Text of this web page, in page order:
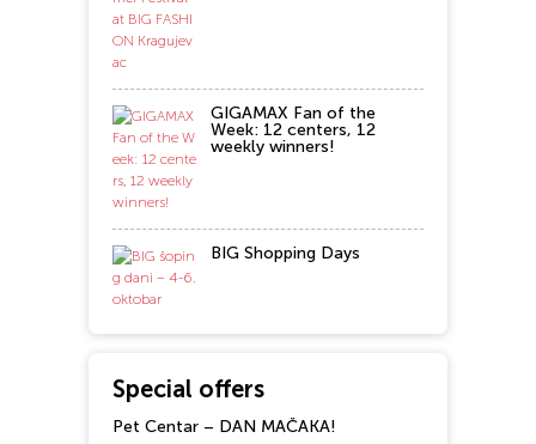
GIGAMAX Fan of the
Week: 12 centers, 12
weekly winners!
BIG Shopping Days
Special offers
Pet Centar – DAN MAČAKA!